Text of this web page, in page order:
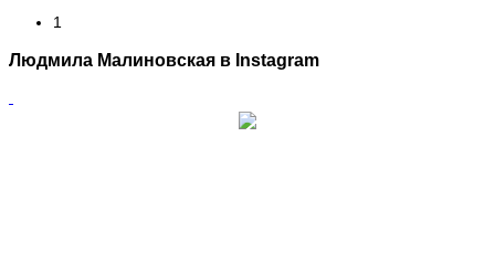
1
Людмила Малиновская в Instagram